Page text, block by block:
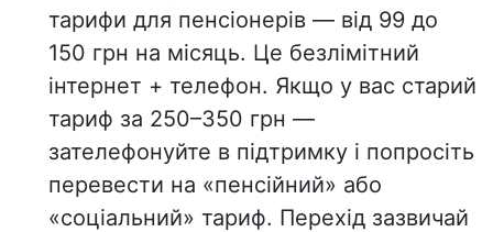
тарифи для пенсіонерів — від 99 до
150 грн на місяць. Це безлімітний
інтернет + телефон. Якщо у вас старий
тариф за 250–350 грн —
зателефонуйте в підтримку і попросіть
перевести на «пенсійний» або
«соціальний» тариф. Перехід зазвичай